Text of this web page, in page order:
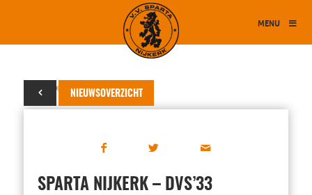
MENU
NIEUWSOVERZICHT
28 september 2019
SPARTA NIJKERK – DVS’33